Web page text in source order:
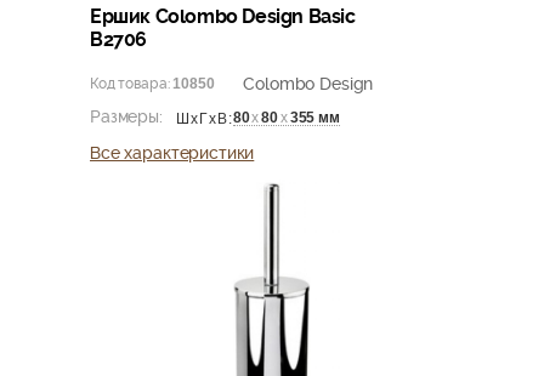
Ершик Colombo Design Basic
В2706
Код товара: 10850
Colombo Design
Размеры:
ШхГхВ:80х80х355 мм
Все характеристики